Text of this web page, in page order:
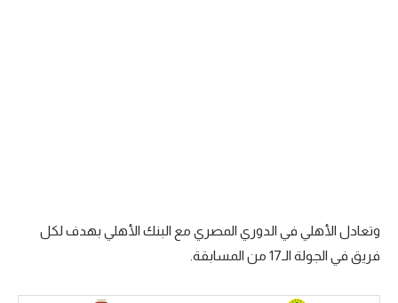
منتخب مصر
سعودي في الجول
الدوري الإنجليزي
وتعادل الأهلي في الدوري المصري مع البنك الأهلي بهدف لكل
فريق في الجولة الـ17 من المسابقة.